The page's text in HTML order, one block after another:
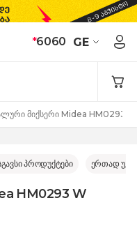
*6060 GE
მიქსერი Midea HM0293
პროდუქტები ერთად
HM0293 W